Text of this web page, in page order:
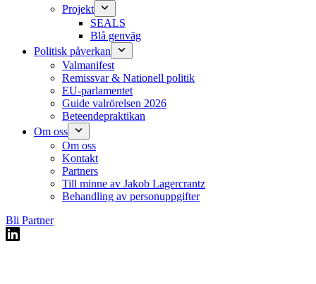
Projekt
SEALS
Blå genväg
Politisk påverkan
Valmanifest
Remissvar & Nationell politik
EU-parlamentet
Guide valrörelsen 2026
Beteendepraktikan
Om oss
Om oss
Kontakt
Partners
Till minne av Jakob Lagercrantz
Behandling av personuppgifter
Bli Partner